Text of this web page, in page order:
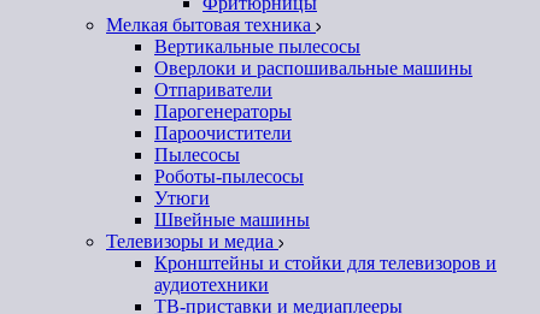
Мелкая бытовая техника
Вертикальные пылесосы
Оверлоки и распошивальные машины
Отпариватели
Парогенераторы
Пароочистители
Пылесосы
Роботы-пылесосы
Утюги
Швейные машины
Телевизоры и медиа
Кронштейны и стойки для телевизоров и
аудиотехники
ТВ-приставки и медиаплееры